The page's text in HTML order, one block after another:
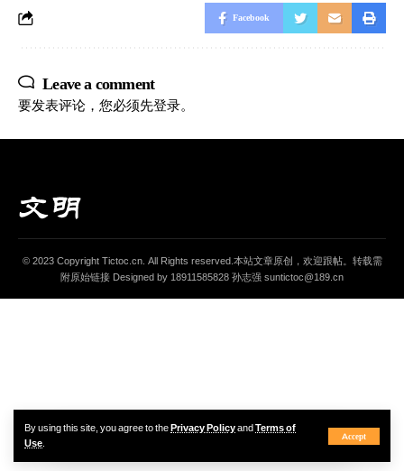
By using this site, you agree to thePrivacy PolicyandTerms of
Use.
Accept
Facebook
Leave a comment
要发表评论，您必须先登录。
© 2023 Copyright Tictoc.cn. All Rights reserved.本站文章原创，欢迎跟帖。转载需
附原始链接 Designed by 18911585828 孙志强 suntictoc@189.cn